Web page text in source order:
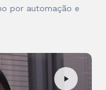
por automação e